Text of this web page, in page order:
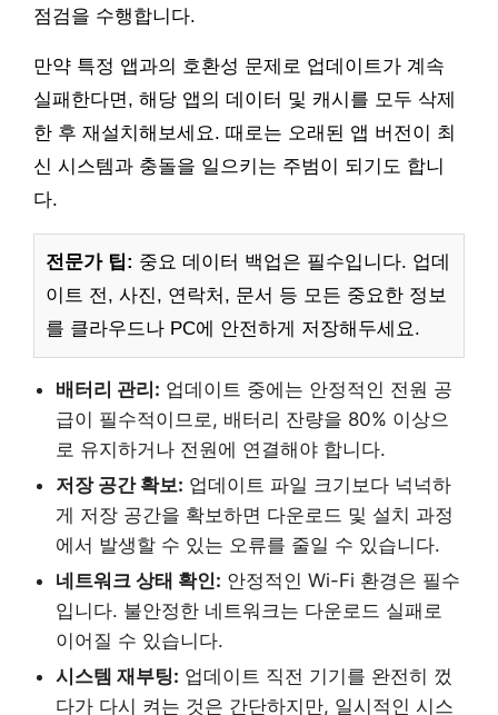
점검을 수행합니다.
만약 특정 앱과의 호환성 문제로 업데이트가 계속
실패한다면, 해당 앱의 데이터 및 캐시를 모두 삭제
한 후 재설치해보세요. 때로는 오래된 앱 버전이 최
신 시스템과 충돌을 일으키는 주범이 되기도 합니
다.
전문가 팁: 중요 데이터 백업은 필수입니다. 업데
이트 전, 사진, 연락처, 문서 등 모든 중요한 정보
를 클라우드나 PC에 안전하게 저장해두세요.
배터리 관리: 업데이트 중에는 안정적인 전원 공
급이 필수적이므로, 배터리 잔량을 80% 이상으
로 유지하거나 전원에 연결해야 합니다.
저장 공간 확보: 업데이트 파일 크기보다 넉넉하
게 저장 공간을 확보하면 다운로드 및 설치 과정
에서 발생할 수 있는 오류를 줄일 수 있습니다.
네트워크 상태 확인: 안정적인 Wi-Fi 환경은 필수
입니다. 불안정한 네트워크는 다운로드 실패로
이어질 수 있습니다.
시스템 재부팅: 업데이트 직전 기기를 완전히 껐
다가 다시 켜는 것은 간단하지만, 일시적인 시스